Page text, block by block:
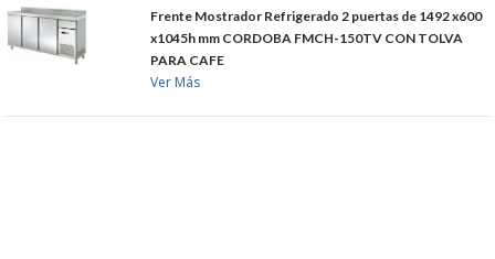
Frente Mostrador Refrigerado 2 puertas de 1492 x600
x1045h mm CORDOBA FMCH-150TV CON TOLVA
PARA CAFE
Ver Más